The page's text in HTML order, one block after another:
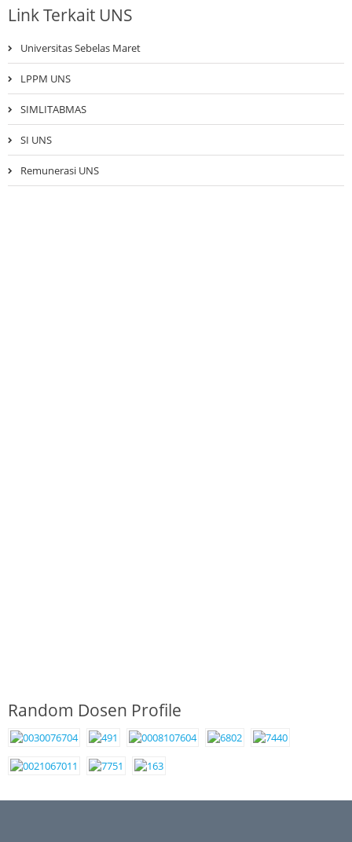
Link Terkait UNS
Universitas Sebelas Maret
LPPM UNS
SIMLITABMAS
SI UNS
Remunerasi UNS
Random Dosen Profile